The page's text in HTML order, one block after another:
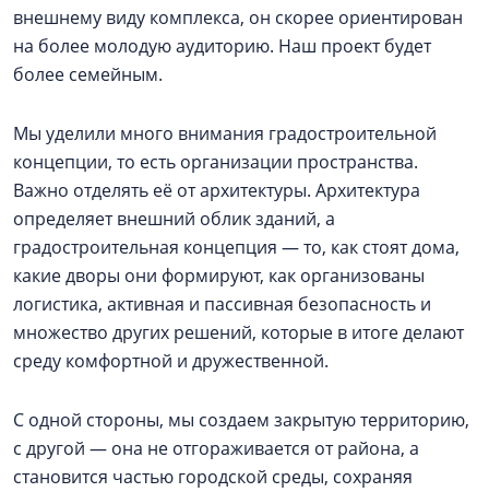
внешнему виду комплекса, он скорее ориентирован
на более молодую аудиторию. Наш проект будет
более семейным.
Мы уделили много внимания градостроительной
концепции, то есть организации пространства.
Важно отделять её от архитектуры. Архитектура
определяет внешний облик зданий, а
градостроительная концепция — то, как стоят дома,
какие дворы они формируют, как организованы
логистика, активная и пассивная безопасность и
множество других решений, которые в итоге делают
среду комфортной и дружественной.
С одной стороны, мы создаем закрытую территорию,
с другой — она не отгораживается от района, а
становится частью городской среды, сохраняя